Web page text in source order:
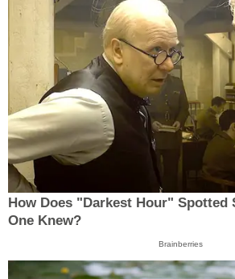
How Does "Darkest Hour" Spotted
One Knew?
Brainberries